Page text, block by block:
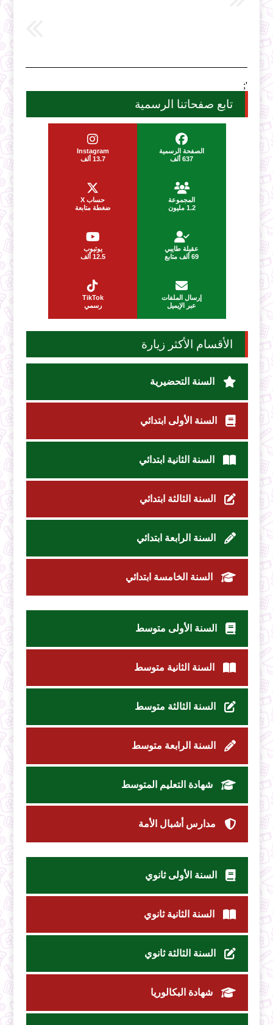
';
تابع صفحاتنا الرسمية
الصفحة الرسمية
637 ألف
Instagram
13.7 ألف
المجموعة
1.2 مليون
حساب X
ضغطة متابعة
عقيلة طايبي
69 ألف متابع
يوتيوب
12.5 ألف
إرسال الملفات
عبر الإيميل
TikTok
رسمي
الأقسام الأكثر زيارة
السنة التحضيرية
السنة الأولى ابتدائي
السنة الثانية ابتدائي
السنة الثالثة ابتدائي
السنة الرابعة ابتدائي
السنة الخامسة ابتدائي
السنة الأولى متوسط
السنة الثانية متوسط
السنة الثالثة متوسط
السنة الرابعة متوسط
شهادة التعليم المتوسط
مدارس أشبال الأمة
السنة الأولى ثانوي
السنة الثانية ثانوي
السنة الثالثة ثانوي
شهادة البكالوريا